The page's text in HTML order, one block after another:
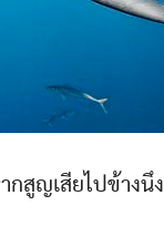
กสูญเสียไปข้างนึง